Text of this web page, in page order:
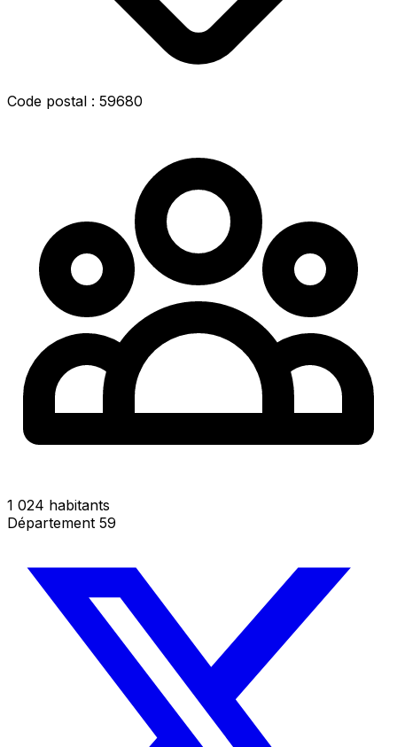
Code postal : 59680
1 024 habitants
Département 59